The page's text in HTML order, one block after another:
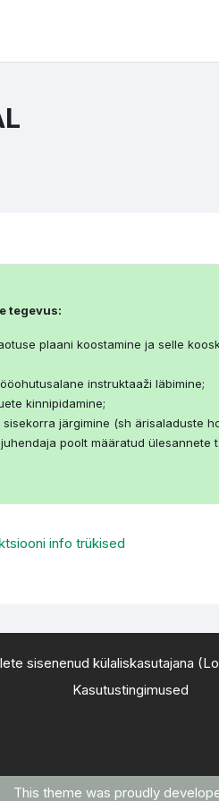
tegevus:
plaani koostamine ja selle
instruktaaži läbimine;
kinnipidamine;
järgimine (sh ärisaladuste
poolt määratud ülesannete
info trükised
sisenenud külaliskasutajana (
Kasutustingimused
This theme was proudly